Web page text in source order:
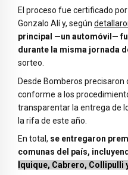
El proceso fue certificado
Gonzalo Alí y, según
principal —un automóvil—
durante la misma jornada
sorteo.
Desde Bomberos precisaron
conforme a los
transparentar la entrega de
la rifa de este año.
En total, se entregaron
comunas del país,
Iquique, Cabrero, Collipulli